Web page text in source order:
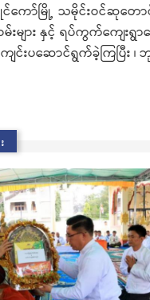
ော်မြို့ သမိုင်းဝင်ဆုတော
များ နှင့် ရပ်ကွက်ကျေးရွာ
င်းပဆောင်ရွက်ခဲ့ကြပြီး ၊